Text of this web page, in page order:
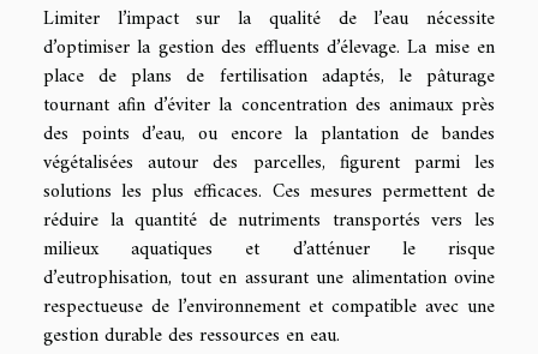
Limiter l’impact sur la qualité de l’eau nécessite
d’optimiser la gestion des effluents d’élevage. La mise en
place de plans de fertilisation adaptés, le pâturage
tournant afin d’éviter la concentration des animaux près
des points d’eau, ou encore la plantation de bandes
végétalisées autour des parcelles, figurent parmi les
solutions les plus efficaces. Ces mesures permettent de
réduire la quantité de nutriments transportés vers les
milieux aquatiques et d’atténuer le risque
d’eutrophisation, tout en assurant une alimentation ovine
respectueuse de l’environnement et compatible avec une
gestion durable des ressources en eau.